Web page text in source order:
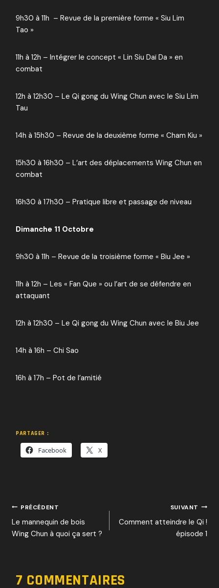
9h30 à 11h – Revue de la première forme « Siu Lim
Tao »
11h à 12h – Intégrer le concept « Lin Siu Daï Da » en
combat
12h à 12h30 – Le Qi gong du Wing Chun avec le Siu Lim
Tau
14h à 15h30 – Revue de la deuxième forme « Cham Kiu »
15h30 à 16h30 – L’art des déplacements Wing Chun en
combat
16h30 à 17h30 – Pratique libre et passage de niveau
Dimanche 11 Octobre
9h30 à 11h – Revue de la troisième forme « Biu Jee »
11h à 12h – Les « Fan Que » ou l’art de se défendre en
attaquant
12h à 12h30 – Le Qi gong du Wing Chun avec le Biu Jee
14h à 16h – Chi Sao
16h à 17h – Pot de l’amitié
PARTAGER :
Facebook X
NAVIGATION
DE
L’ARTICLE
PRÉCÉDENT
Le mannequin de bois
Wing Chun à quoi ça sert ?
SUIVANT
Comment atteindre le Qi !
épisode 1
7 COMMENTAIRES